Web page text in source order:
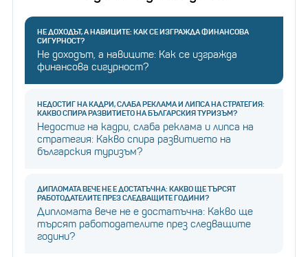
НЕ ДОХОДЪТ, А НАВИЦИТЕ: КАК СЕ ИЗГРАЖДА ФИНАНСОВА
СИГУРНОСТ?
Не доходът, а навиците: Как се изгражда
финансова сигурност?
НЕДОСТИГ НА КАДРИ, СЛАБА РЕКЛАМА И ЛИПСА НА СТРАТЕГИЯ:
КАКВО СПИРА РАЗВИТИЕТО НА БЪЛГАРСКИЯ ТУРИЗЪМ?
Недостиг на кадри, слаба реклама и липса на
стратегия: Какво спира развитието на
българския туризъм?
ДИПЛОМАТА ВЕЧЕ НЕ Е ДОСТАТЪЧНА: КАКВО ЩЕ ТЪРСЯТ
РАБОТОДАТЕЛИТЕ ПРЕЗ СЛЕДВАЩИТЕ ГОДИНИ?
Дипломата вече не е достатъчна: Какво ще
търсят работодателите през следващите
години?